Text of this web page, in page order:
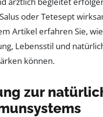
oder Tetesept
Artikel erfahren Sie,
Lebensstil und
können.
zur